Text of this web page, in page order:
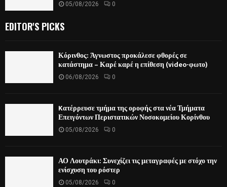
05/08/2026 0
EDITOR'S PICKS
Κόρινθος: Άγνωστος προκάλεσε φθορές σε
κατάστημα – Καρέ καρέ η επίθεση (video-φωτο)
06/08/2026 0
Kατέρρευσε τμήμα της οροφής στα νέα Τμήματα
Επειγόντων Περιστατικών Νοσοκομείου Κορίνθου
05/08/2026 0
ΑΟ Λουτράκι: Συνεχίζει τις μεταγραφές με στόχο την
ενίσχυση του ρόστερ
05/08/2026 0